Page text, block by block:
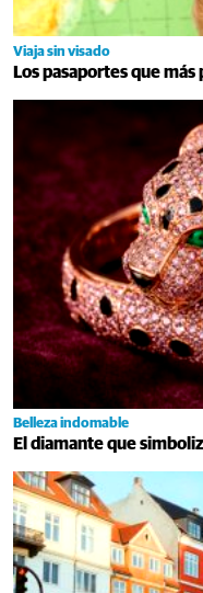
Viaja sin visado
Los pasaportes que
Belleza indomable
El diamante que